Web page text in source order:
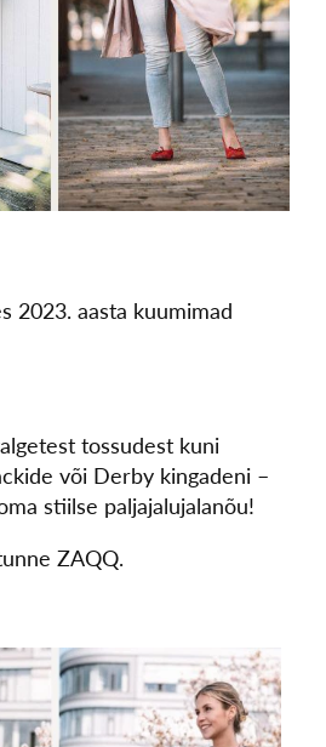
2023. aasta kuumimad
tossudest kuni
või Derby kingadeni –
stiilse paljajalujalanõu!
ZAQQ.